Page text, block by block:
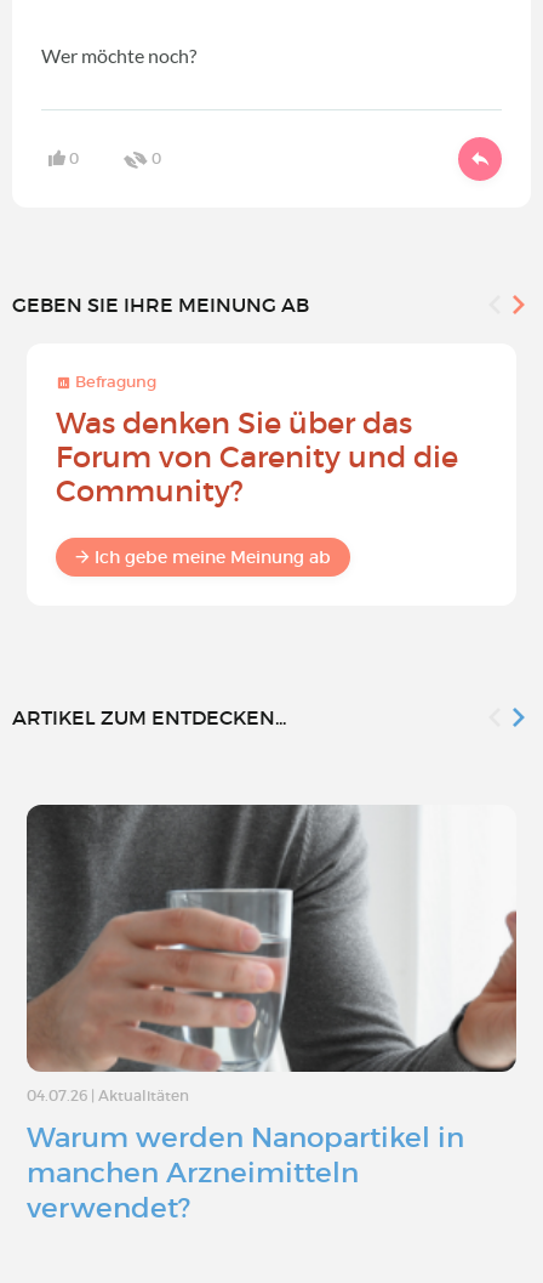
Wer möchte noch?
0 0
GEBEN SIE IHRE MEINUNG AB
Befragung
Was denken Sie über das
Forum von Carenity und die
Community?
Ich gebe meine Meinung ab
ARTIKEL ZUM ENTDECKEN...
04.07.26 Aktualitäten
Warum werden Nanopartikel in
manchen Arzneimitteln
verwendet?